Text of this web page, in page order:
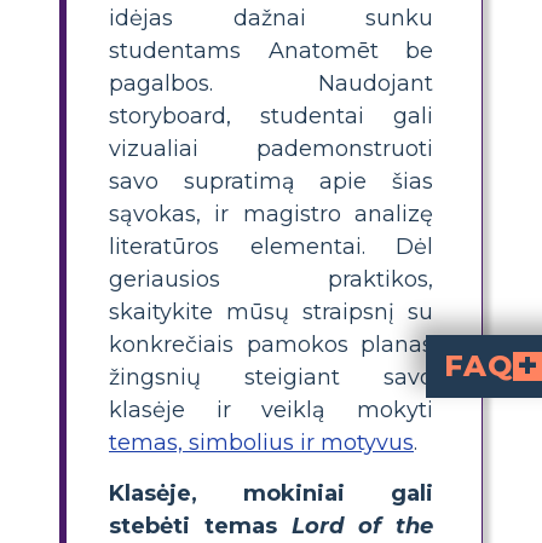
idėjas dažnai sunku
studentams Anatomēt be
pagalbos. Naudojant
storyboard, studentai gali
vizualiai pademonstruoti
savo supratimą apie šias
sąvokas, ir magistro analizę
literatūros elementai. Dėl
geriausios praktikos,
skaitykite mūsų straipsnį su
konkrečiais pamokos planas
žingsnių steigiant savo
klasėje ir veiklą mokyti
temas, simbolius ir motyvus.
Klasėje, mokiniai gali
stebėti temas Lord of the
FAQ